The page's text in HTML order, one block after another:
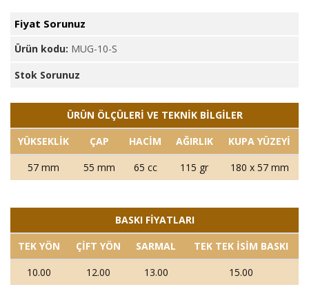
Fiyat Sorunuz
Ürün kodu: MUG-10-S
Stok Sorunuz
ÜRÜN ÖLÇÜLERİ VE TEKNİK BİLGİLER
YÜKSEKLİK
ÇAP HACİM AĞIRLIK
KUPA YÜZEYİ
57 mm
55 mm 65 cc 115 gr 180 x 57 mm
BASKI FİYATLARI
TEK YÖN
ÇİFT YÖN SARMAL
TEK TEK İSİM BASKI
10.00
12.00 13.00 15.00